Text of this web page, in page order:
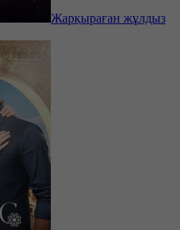
Жарқыраған жұлдыз